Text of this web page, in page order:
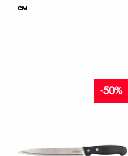
см
-50%